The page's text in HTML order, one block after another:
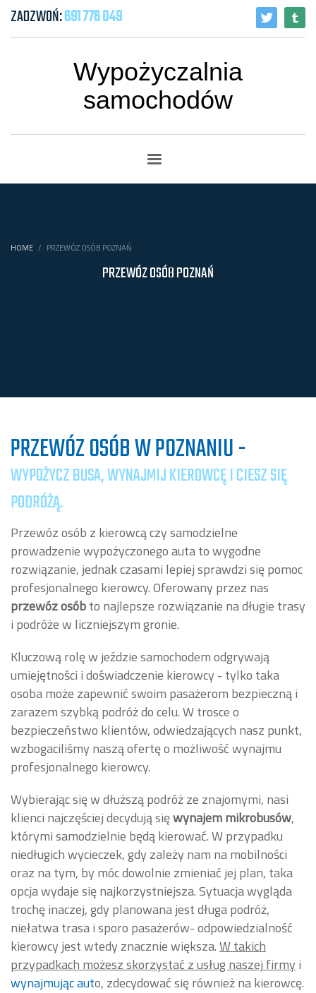
ZADZWOŃ:691 776 049
Wypożyczalnia
samochodów
HOME PRZEWÓZ OSÓB POZNAŃ
PRZEWÓZ OSÓB POZNAŃ
PRZEWÓZ OSÓBW POZNANIU -
WYPOŻYCZ BUSA, WYNAJMIJ KIEROWCĘ I CIESZ SIĘ
PODRÓŻĄ.
Przewóz osób z kierowcą czy samodzielne
prowadzenie wypożyczonego auta to wygodne
rozwiązanie, jednak czasami lepiej sprawdzi się pomoc
profesjonalnego kierowcy. Oferowany przez nas
przewóz osóbto najlepsze rozwiązanie na długie trasy
i podróże w liczniejszym gronie.
Kluczową rolę w jeździe samochodem odgrywają
umiejętności i doświadczenie kierowcy - tylko taka
osoba może zapewnić swoim pasażerom bezpieczną i
zarazem szybką podróż do celu. W trosce o
bezpieczeństwo klientów, odwiedzających nasz punkt,
wzbogaciliśmy naszą ofertę o możliwość wynajmu
profesjonalnego kierowcy.
Wybierając się w dłuższą podróż ze znajomymi, nasi
klienci najczęściej decydują sięwynajem mikrobusów,
którymi samodzielnie będą kierować. W przypadku
niedługich wycieczek, gdy zależy nam na mobilności
oraz na tym, by móc dowolnie zmieniać jej plan, taka
opcja wydaje się najkorzystniejsza. Sytuacja wygląda
trochę inaczej, gdy planowana jest długa podróż,
niełatwa trasa i sporo pasażerów- odpowiedzialność
kierowcy jest wtedy znacznie większa.W takich
przypadkach możesz skorzystać z usług naszej firmy i
wynajmując auto, zdecydować się również na kierowcę.